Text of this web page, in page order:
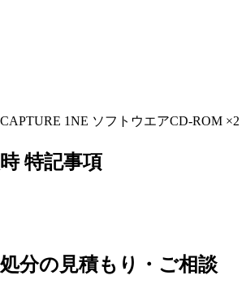
1NE ソフトウエアCD-ROM ×2
特記事項
分の見積もり・ご相談